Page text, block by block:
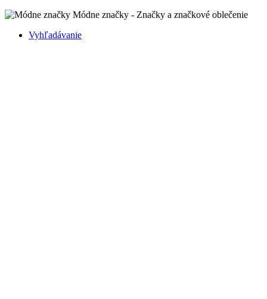
Módne značky - Značky a značkové oblečenie
Vyhľadávanie